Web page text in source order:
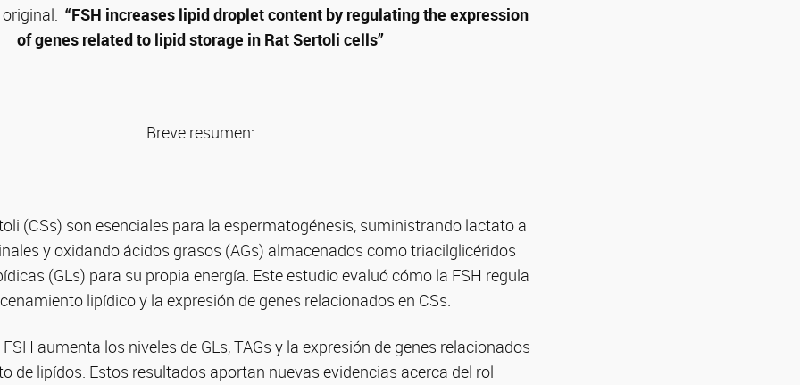
“FSH increases lipid droplet content by regulating the expression
of genes related to lipid storage in Rat Sertoli cells”
Breve resumen:
(CSs) son esenciales para la espermatogénesis, suministrando lactato a
y oxidando ácidos grasos (AGs) almacenados como triacilglicéridos
(GLs) para su propia energía. Este estudio evaluó cómo la FSH regula
lipídico y la expresión de genes relacionados en CSs.
aumenta los niveles de GLs, TAGs y la expresión de genes relacionados
de lipídos. Estos resultados aportan nuevas evidencias acerca del rol